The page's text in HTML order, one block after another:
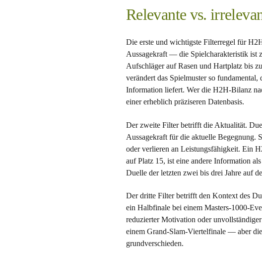
Relevante vs.
Die erste und wichtigste Filterregel für
Aussagekraft — die Spielcharakteristik ist
Aufschläger auf Rasen und Hartplatz bis
verändert das Spielmuster so
Information liefert. Wer die H2H-Bilanz
einer erheblich präziseren Datenbasis.
Der zweite Filter betrifft die Aktualität.
Aussagekraft für die aktuelle Begegnung.
oder verlieren an Leistungsfähigkeit. Ein
auf Platz 15, ist eine andere Information
Duelle der letzten zwei bis drei Jahre auf
Der dritte Filter betrifft den Kontext des
ein Halbfinale bei einem Masters-1000-
reduzierter Motivation oder
einem Grand-Slam-Viertelfinale — aber
grundverschieden.